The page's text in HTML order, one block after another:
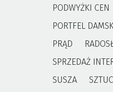
PODWYŻKI CEN
PORTFEL
PRĄD
SPRZEDAŻ
SUSZA